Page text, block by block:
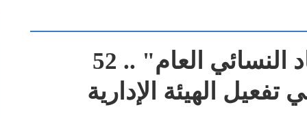
أزمة صامتة داخل "الاتحاد النسائي العام" .. 52
الهيئة الإدارية